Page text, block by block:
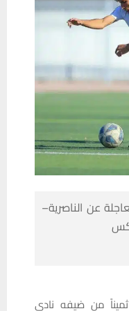
عن الناصرية–
ثميناً من ضيفه نادي